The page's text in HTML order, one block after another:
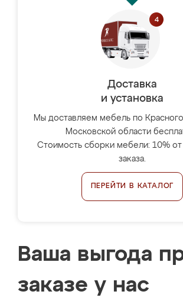
Доставка
и установка
Мы доставляем мебель по
Московской области
Стоимость сборки мебели: 10% от
заказа.
ПЕРЕЙТИ В КАТАЛОГ
Ваша выгода
заказе у нас